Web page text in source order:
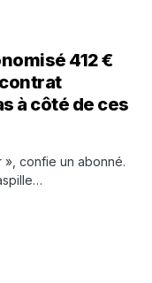
412 €
à côté de ces
», confie un abonné.